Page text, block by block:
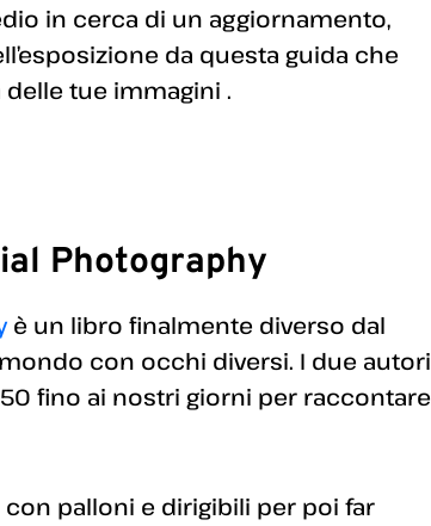
in cerca di un aggiornamento,
da questa guida che
tue immagini .
Photography
è un libro finalmente diverso dal
con occhi diversi. I due autori
fino ai nostri giorni per raccontare
palloni e dirigibili per poi far